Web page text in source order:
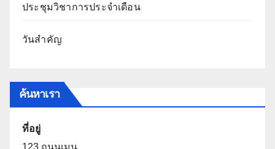
ประชุมวิชาการประจำเดือน
วันสำคัญ
ค้นหาเรา
ที่อยู่